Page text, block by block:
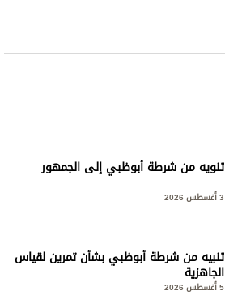
تنويه من شرطة أبوظبي إلى الجمهور
تنبيه من شرطة أبوظبي بشأن تمرين لقياس
الجاهزية
5 أغسطس 2026